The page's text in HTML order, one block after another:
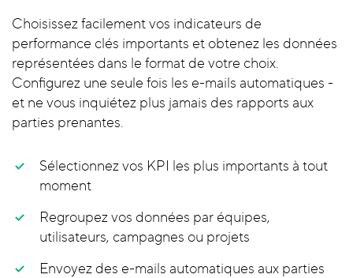
Choisissez facilement vos indicateurs de
performance clés importants et obtenez les données
représentées dans le format de votre choix.
Configurez une seule fois les e-mails automatiques -
et ne vous inquiétez plus jamais des rapports aux
parties prenantes.
Sélectionnez vos KPI les plus importants à tout
moment
Regroupez vos données par équipes,
utilisateurs, campagnes ou projets
Envoyez des e-mails automatiques aux parties